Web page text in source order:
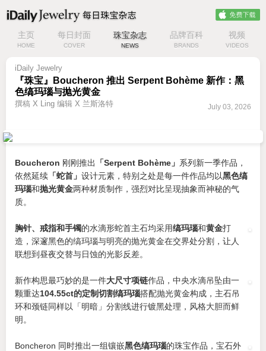
主页
HOME
每日封面
COVER
珠宝杂志
NEWS
品牌百科
BRANDS
视频
VIDEOS
iDaily Jewelry
『珠宝』Boucheron 推出 Serpent Bohème 新作：黑
色缟玛瑙与抛光黄金
July 03, 2026
撰稿 X Ling 编辑 X 兰斯洛特
Boucheron 刚刚推出 「Serpent Bohème」 系列新一季作品，
依然延续 「蛇首」 设计元素，特别之处是每一件作品均以黑色缟
玛瑙和抛光黄金两种材质制作，强烈对比呈现抽象而神秘的气
质。
胸针、戒指和手镯的水滴形蛇首主石均采用缟玛瑙和黄金打
造，深邃黑色的缟玛瑙与明亮的抛光黄金在交界处分割，让人
联想到昼夜交替与日蚀的光影反差。
新作构思最巧妙的是一件大尺寸项链作品，中央水滴吊坠由一
颗重达104.55ct的定制切割缟玛瑙搭配抛光黄金构成，主石吊
环和颈链同样以「明暗」分割线进行镀黑处理，风格大胆而鲜
明。
Boncheron 同时推出一组镶嵌黑色缟玛瑙的珠宝作品，宝石外